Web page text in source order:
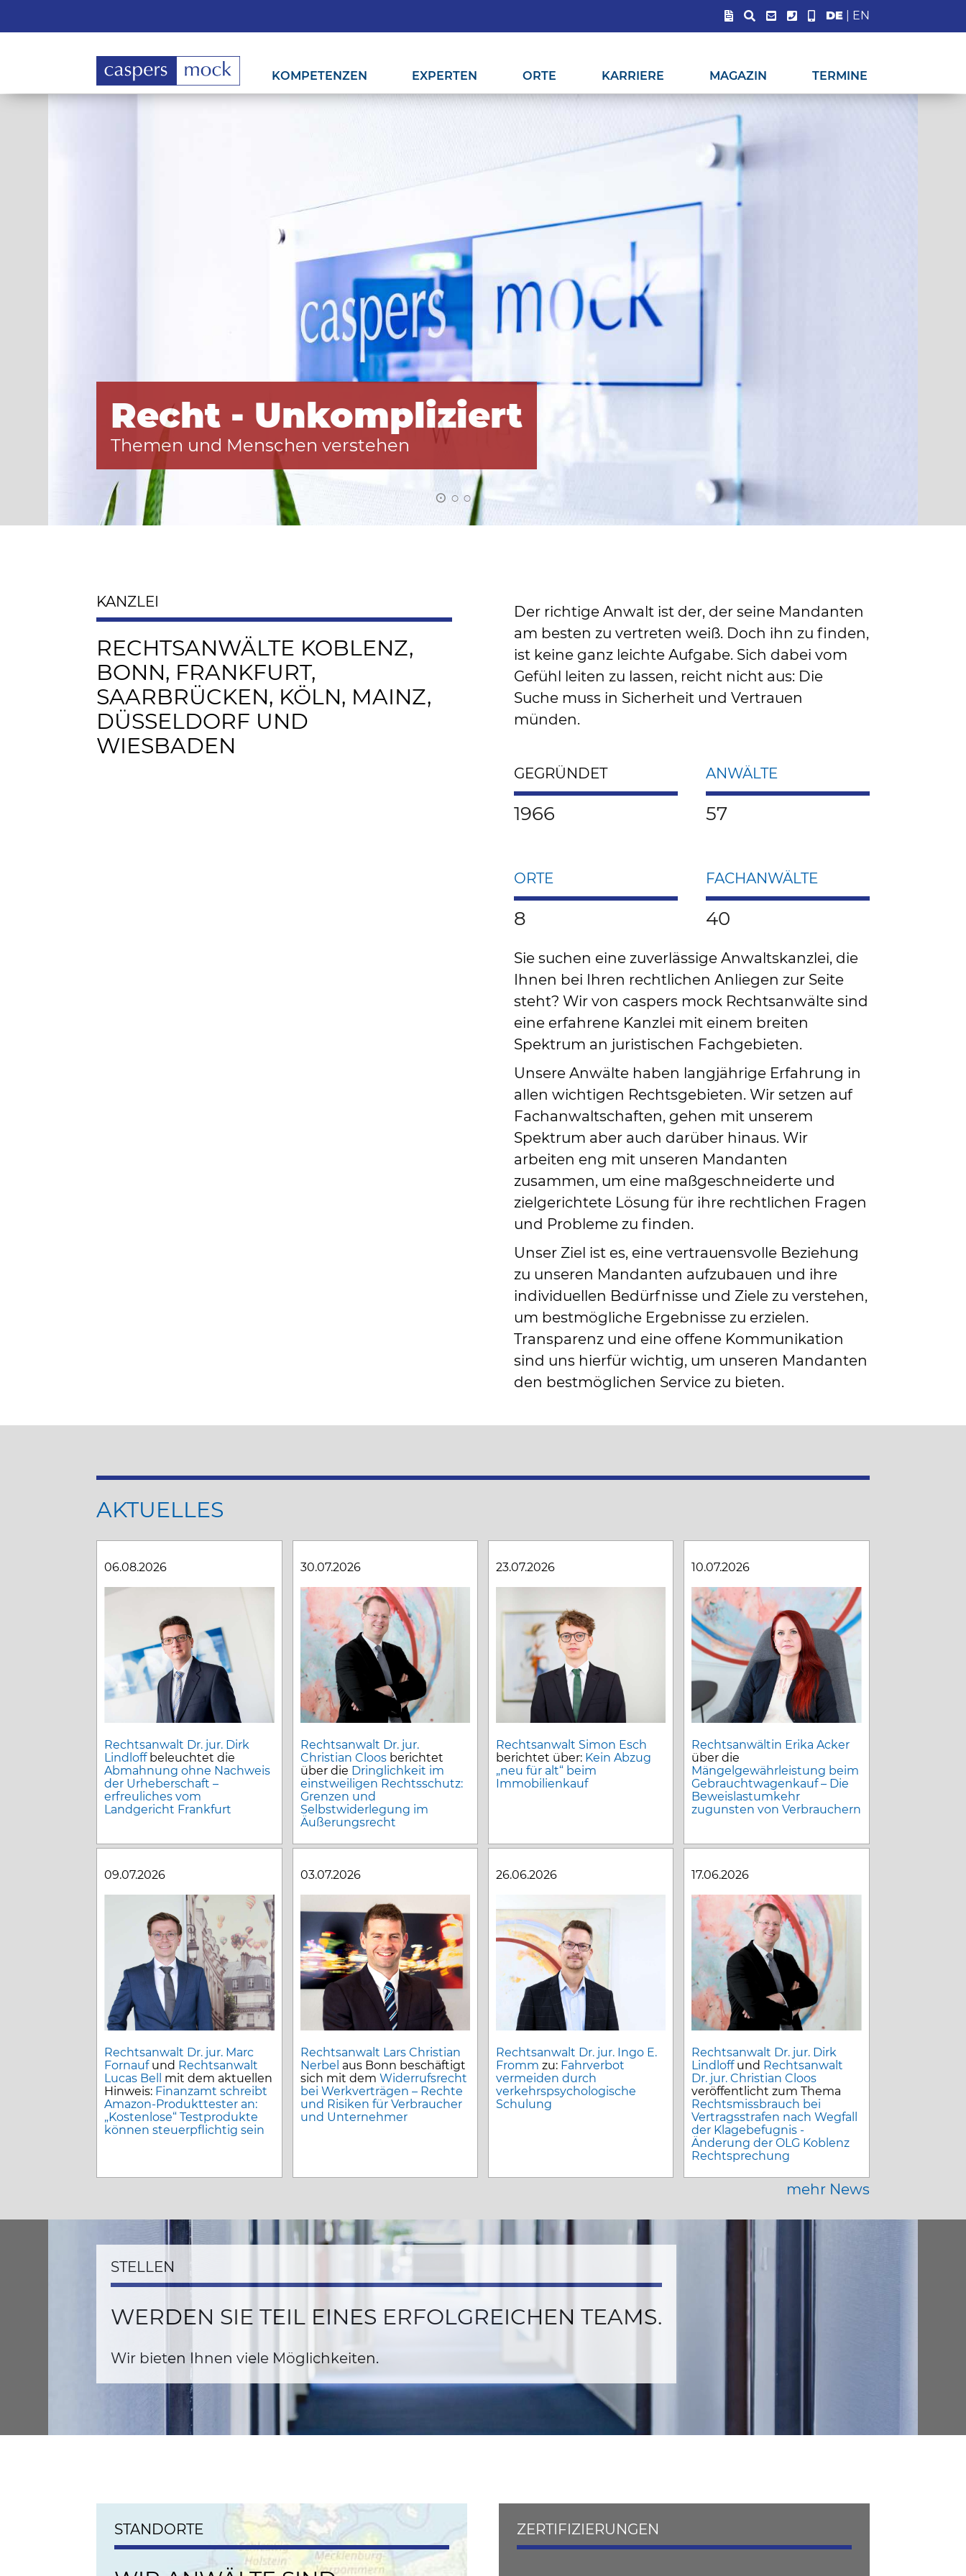
DE| EN
KOMPETENZEN EXPERTEN ORTE KARRIERE MAGAZIN TERMINE
Recht - Unkompliziert
Themen und Menschen verstehen
⊙ ○ ○
Recht - Umfassend
Fachleute für komplexe Probleme
○ ⊙ ○
KANZLEI
RECHTSANWÄLTE KOBLENZ,
BONN, FRANKFURT,
SAARBRÜCKEN, KÖLN, MAINZ,
DÜSSELDORF UND
WIESBADEN
Der richtige Anwalt ist der, der seine Mandanten
am besten zu vertreten weiß. Doch ihn zu finden,
ist keine ganz leichte Aufgabe. Sich dabei vom
Gefühl leiten zu lassen, reicht nicht aus: Die
Suche muss in Sicherheit und Vertrauen
münden.
GEGRÜNDET
1966
ANWÄLTE
57
ORTE
8
FACHANWÄLTE
40
Sie suchen eine zuverlässige Anwaltskanzlei, die
Ihnen bei Ihren rechtlichen Anliegen zur Seite
steht? Wir von caspers mock Rechtsanwälte sind
eine erfahrene Kanzlei mit einem breiten
Spektrum an juristischen Fachgebieten.
Unsere Anwälte haben langjährige Erfahrung in
allen wichtigen Rechtsgebieten. Wir setzen auf
Fachanwaltschaften, gehen mit unserem
Spektrum aber auch darüber hinaus. Wir
arbeiten eng mit unseren Mandanten
zusammen, um eine maßgeschneiderte und
zielgerichtete Lösung für ihre rechtlichen Fragen
und Probleme zu finden.
Unser Ziel ist es, eine vertrauensvolle Beziehung
zu unseren Mandanten aufzubauen und ihre
individuellen Bedürfnisse und Ziele zu verstehen,
um bestmögliche Ergebnisse zu erzielen.
Transparenz und eine offene Kommunikation
sind uns hierfür wichtig, um unseren Mandanten
den bestmöglichen Service zu bieten.
AKTUELLES
06.08.2026
Rechtsanwalt Dr. jur. Dirk
Lindloffbeleuchtet die
Abmahnung ohne Nachweis
der Urheberschaft –
erfreuliches vom
Landgericht Frankfurt
30.07.2026
Rechtsanwalt Dr. jur.
Christian Cloosberichtet
über die Dringlichkeit im
einstweiligen Rechtsschutz:
Grenzen und
Selbstwiderlegung im
Äußerungsrecht
23.07.2026
Rechtsanwalt Simon Esch
berichtet über: Kein Abzug
„neu für alt“ beim
Immobilienkauf
10.07.2026
Rechtsanwältin Erika Acker
über die
Mängelgewährleistung beim
Gebrauchtwagenkauf – Die
Beweislastumkehr
zugunsten von Verbrauchern
09.07.2026
Rechtsanwalt Dr. jur. Marc
Fornaufund Rechtsanwalt
Lucas Bell
mit dem aktuellen
Hinweis: Finanzamt schreibt
Amazon-Produkttester an:
„Kostenlose“ Testprodukte
können steuerpflichtig sein
03.07.2026
Rechtsanwalt Lars Christian
Nerbel aus Bonn beschäftigt
sich mit dem Widerrufsrecht
bei Werkverträgen – Rechte
und Risiken für Verbraucher
und Unternehmer
26.06.2026
Rechtsanwalt Dr. jur. Ingo E.
Fromm zu: Fahrverbot
vermeiden durch
verkehrspsychologische
Schulung
17.06.2026
Rechtsanwalt Dr. jur. Dirk
Lindloffund Rechtsanwalt
Dr. jur. Christian Cloos
veröffentlicht zum Thema
Rechtsmissbrauch bei
Vertragsstrafen nach Wegfall
der Klagebefugnis -
Änderung der OLG Koblenz
Rechtsprechung
mehr News
STELLEN
WERDEN SIE TEIL EINES ERFOLGREICHEN TEAMS.
Wir bieten Ihnen viele Möglichkeiten.
STANDORTE ZERTIFIZIERUNGEN